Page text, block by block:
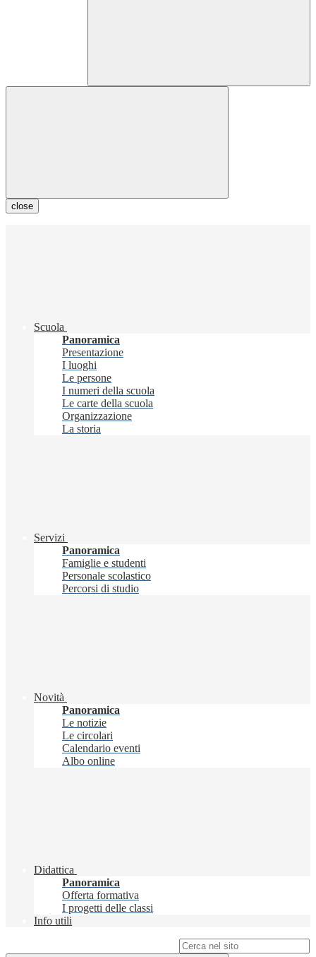
close
Scuola
Panoramica
Presentazione
I luoghi
Le persone
I numeri della scuola
Le carte della scuola
Organizzazione
La storia
Servizi
Panoramica
Famiglie e studenti
Personale scolastico
Percorsi di studio
Novità
Panoramica
Le notizie
Le circolari
Calendario eventi
Albo online
Didattica
Panoramica
Offerta formativa
I progetti delle classi
Info utili